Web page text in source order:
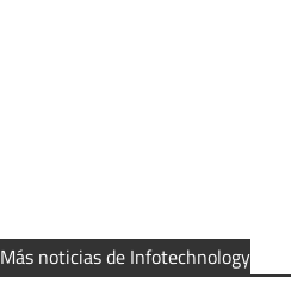
Más noticias de Infotechnology